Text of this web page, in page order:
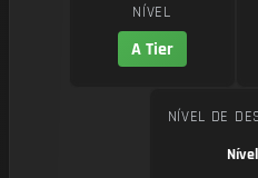
NÍVEL
A Tier
NÍVEL DE